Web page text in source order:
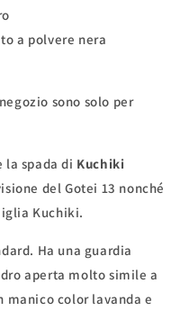
a polvere nera
sono solo per
la spada di Kuchiki
del Gotei 13 nonché
Kuchiki.
Ha una guardia
aperta molto simile a
manico color lavanda e